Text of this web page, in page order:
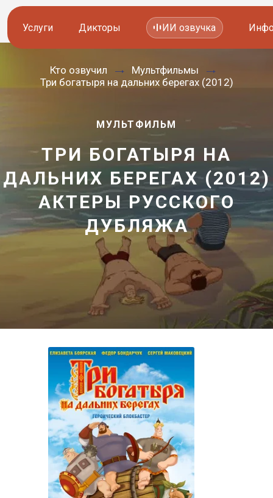
Услуги
Озвучка видео
Работа с текстом
Локализация и перевод
Другие услуги
8 800 200-45-51
Заказать звонок
Дикторы
Иностранные дикторы
Актеры озвучки
Контакты дикторов
ИИ голоса
8 800 200-45-51
Заказать звонок
ИИ озвучка
Кто озвучил
Мультфильмы
Три богатыря на дальних берегах (2012)
МУЛЬТФИЛЬМ
ТРИ БОГАТЫРЯ НА
ДАЛЬНИХ БЕРЕГАХ (2012)
—
АКТЕРЫ РУССКОГО
ДУБЛЯЖА